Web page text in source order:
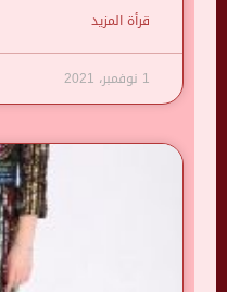
قرأة المزيد
1 نوفمبر، 2021